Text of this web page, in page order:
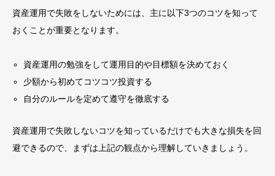
資産運用で失敗をしないためには、主に以下3つのコツを知って
おくことが重要となります。
資産運用の勉強をして運用目的や目標額を決めておく
少額から初めてコツコツ投資する
自分のルールを定めて遵守を徹底する
資産運用で失敗しないコツを知っているだけでも大きな損失を回
避できるので、まずは上記の観点から理解していきましょう。